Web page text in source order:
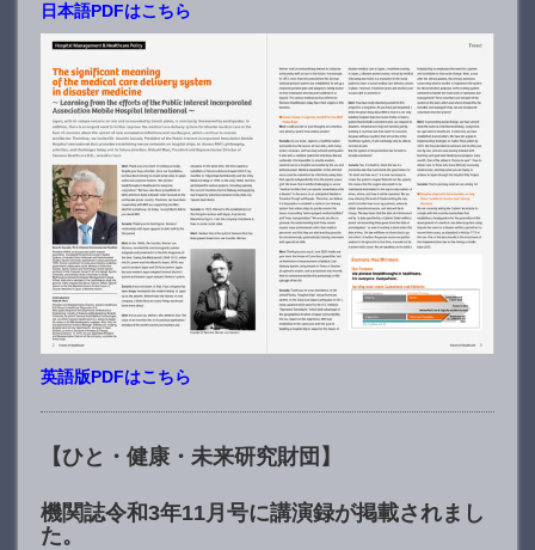
日本語PDFはこちら
英語版PDFはこちら
【ひと・健康・未来研究財団】
機関誌令和3年11月号に講演録が掲載されまし
た。